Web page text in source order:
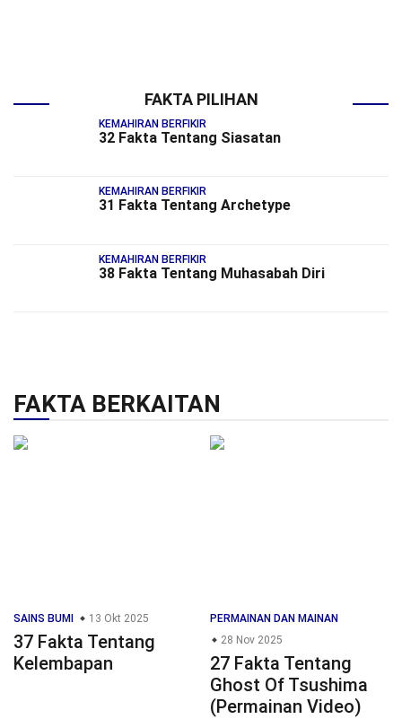
FAKTA PILIHAN
KEMAHIRAN BERFIKIR
32 Fakta Tentang Siasatan
KEMAHIRAN BERFIKIR
31 Fakta Tentang Archetype
KEMAHIRAN BERFIKIR
38 Fakta Tentang Muhasabah Diri
FAKTA BERKAITAN
SAINS BUMI 13 Okt 2025
37 Fakta Tentang
Kelembapan
PERMAINAN DAN MAINAN
28 Nov 2025
27 Fakta Tentang
Ghost Of Tsushima
(Permainan Video)